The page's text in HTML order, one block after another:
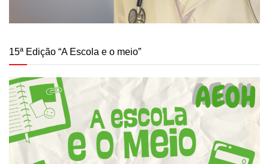
15ª Edição “A Escola e o meio”